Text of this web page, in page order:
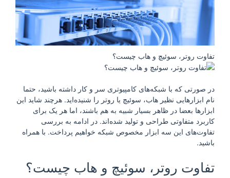
تفاوت روتر، سوئیچ و هاب چیست؟
در صورتی که با شبکه‌های کامپیوتری سر و کار داشته باشید، حتما
نام ابزارهایی نظیر هاب، سوئیچ یا روتر را شنیده‌اید. هرچند شاید این
ابزارها بعضا در ظاهر بسیار شبیه به هم باشند، اما هر یک برای
کاربرد متفاوتی طراحی و تولید شده‌اند. در ادامه به بررسی
تفاوت‌های این سه ابزار مخصوص شبکه خواهیم پرداخت. با همراه
باشید.
تفاوت روتر، سوئیچ و هاب چیست؟